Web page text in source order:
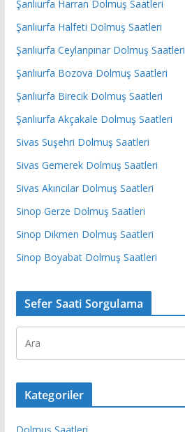
Şanlıurfa Harran Dolmuş Saatleri
Şanlıurfa Halfeti Dolmuş Saatleri
Şanlıurfa Ceylanpınar Dolmuş Saatleri
Şanlıurfa Bozova Dolmuş Saatleri
Şanlıurfa Birecik Dolmuş Saatleri
Şanlıurfa Akçakale Dolmuş Saatleri
Sivas Suşehri Dolmuş Saatleri
Sivas Gemerek Dolmuş Saatleri
Sivas Akıncılar Dolmuş Saatleri
Sinop Gerze Dolmuş Saatleri
Sinop Dikmen Dolmuş Saatleri
Sinop Boyabat Dolmuş Saatleri
Sefer Saati Sorgulama
Kategoriler